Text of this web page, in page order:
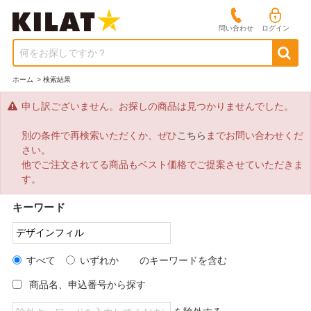
問い合わせ ログイン
何をお探しですか？
ホーム > 検索結果
申し訳ございません。お探しの商品は見つかりませんでした。
別の条件で再検索いただくか、ぜひこちら までお問い合わせくだ
さい。
他でご注文されてる商品もベスト価格でご提案させていただきま
す。
キーワード
すべて いずれか のキーワードを含む
商品名、申込番号から探す